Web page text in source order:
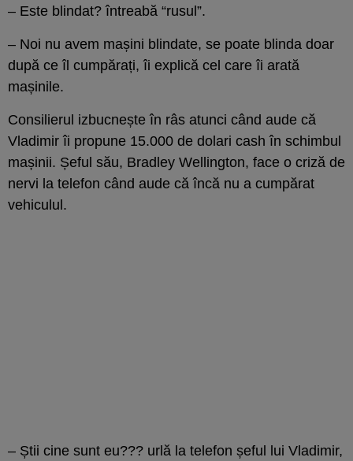
– Este blindat? întreabă “rusul”.
– Noi nu avem mașini blindate, se poate blinda doar
după ce îl cumpărați, îi explică cel care îi arată
mașinile.
Consilierul izbucnește în râs atunci când aude că
Vladimir îi propune 15.000 de dolari cash în schimbul
mașinii. Șeful său, Bradley Wellington, face o criză de
nervi la telefon când aude că încă nu a cumpărat
vehiculul.
– Știi cine sunt eu??? urlă la telefon șeful lui Vladimir,